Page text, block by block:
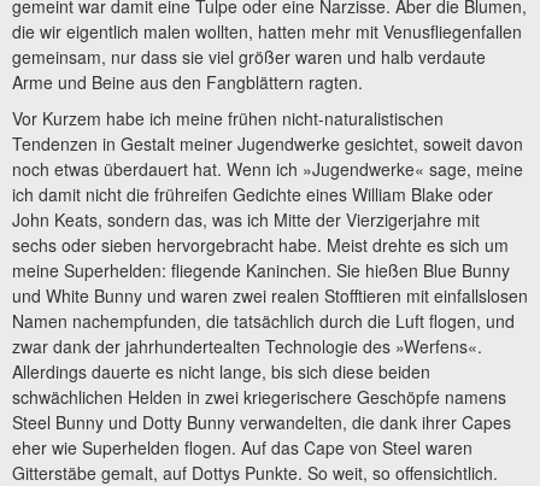
gemeint war damit eine Tulpe oder eine Narzisse. Aber die Blumen,
die wir eigentlich malen wollten, hatten mehr mit Venusfliegenfallen
gemeinsam, nur dass sie viel größer waren und halb verdaute
Arme und Beine aus den Fangblättern ragten.
Vor Kurzem habe ich meine frühen nicht-naturalistischen
Tendenzen in Gestalt meiner Jugendwerke gesichtet, soweit davon
noch etwas überdauert hat. Wenn ich »Jugendwerke« sage, meine
ich damit nicht die frühreifen Gedichte eines William Blake oder
John Keats, sondern das, was ich Mitte der Vierzigerjahre mit
sechs oder sieben hervorgebracht habe. Meist drehte es sich um
meine Superhelden: fliegende Kaninchen. Sie hießen Blue Bunny
und White Bunny und waren zwei realen Stofftieren mit einfallslosen
Namen nachempfunden, die tatsächlich durch die Luft flogen, und
zwar dank der jahrhundertealten Technologie des »Werfens«.
Allerdings dauerte es nicht lange, bis sich diese beiden
schwächlichen Helden in zwei kriegerischere Geschöpfe namens
Steel Bunny und Dotty Bunny verwandelten, die dank ihrer Capes
eher wie Superhelden flogen. Auf das Cape von Steel waren
Gitterstäbe gemalt, auf Dottys Punkte. So weit, so offensichtlich.